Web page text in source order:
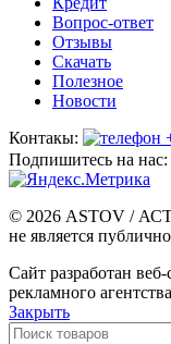
Вопрос-ответ
Отзывы
Скачать
Полезное
Новости
Контакы:
Подпишитесь на нас:
© 2026 ASTOV /
не является
Сайт разработан веб-
рекламного
Закрыть